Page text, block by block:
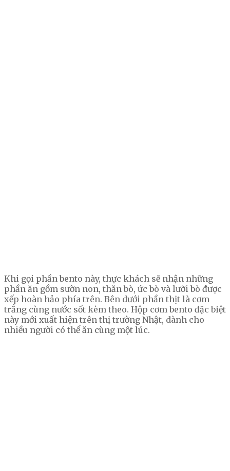
Khi gọi phần bento này, thực khách sẽ nhận những
phần ăn gồm sườn non, thăn bò, ức bò và lưỡi bò được
xếp hoàn hảo phía trên. Bên dưới phần thịt là cơm
trắng cùng nước sốt kèm theo. Hộp cơm bento đặc biệt
này mới xuất hiện trên thị trường Nhật, dành cho
nhiều người có thể ăn cùng một lúc.